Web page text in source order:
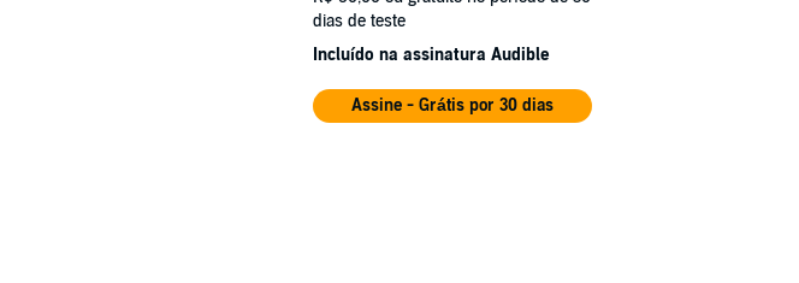
dias de teste
Incluído na assinatura Audible
Assine - Grátis por 30 dias